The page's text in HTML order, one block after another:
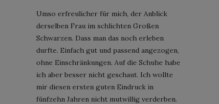
Umso erfreulicher für mich, der Anblick
derselben Frau im schlichten Großen
Schwarzen. Dass man das noch erleben
durfte. Einfach gut und passend angezogen,
ohne Einschränkungen. Auf die Schuhe habe
ich aber besser nicht geschaut. Ich wollte
mir diesen ersten guten Eindruck in
fünfzehn Jahren nicht mutwillig verderben.